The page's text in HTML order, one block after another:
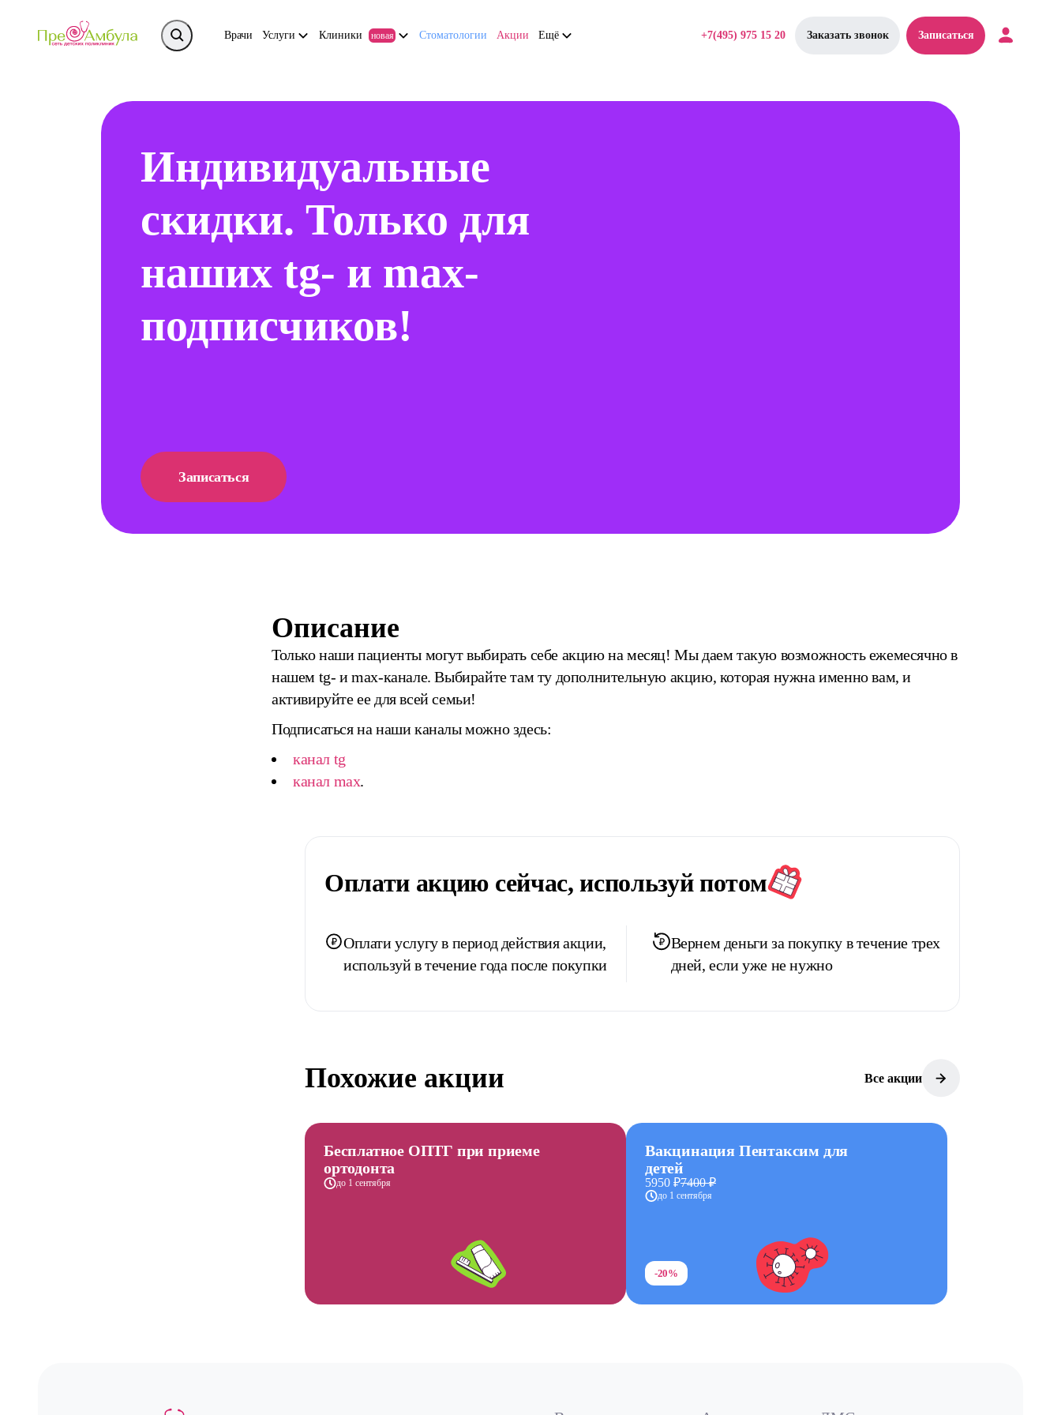
Врачи Услуги Клиники новая Стоматологии Акции Ещё +7(495) 975 15 20 Заказать звонок Записаться
Индивидуальные
скидки. Только для
наших tg- и max-
подписчиков!
Записаться
Описание
Только наши пациенты могут выбирать себе акцию на месяц! Мы даем такую возможность ежемесячно в
нашем tg- и max-канале. Выбирайте там ту дополнительную акцию, которая нужна именно вам, и
активируйте ее для всей семьи!
Подписаться на наши каналы можно здесь:
канал tg
канал max.
Оплати акцию сейчас, используй потом
Оплати услугу в период действия акции,
используй в течение года после покупки
Вернем деньги за покупку в течение трех
дней, если уже не нужно
Похожие акции Все акции
Бесплатное ОПТГ при приеме
ортодонта
до 1 сентября
Вакцинация Пентаксим для
детей
5950 ₽7400 ₽
до 1 сентября
-20%